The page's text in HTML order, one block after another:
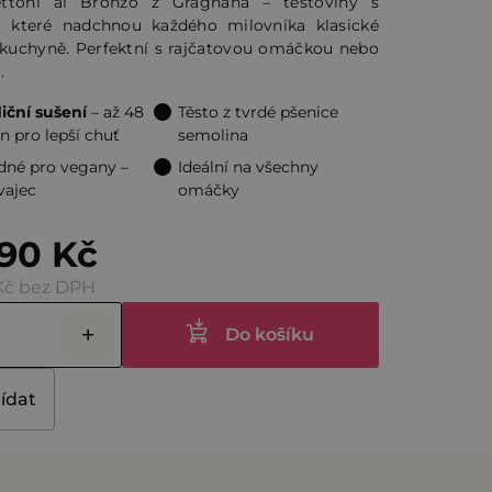
které nadchnou každého milovníka klasické
Perfektní s rajčatovou omáčkou nebo
sušení– až 48
pro lepší chuť
Těsto z tvrdé pšenice
semolina
pro vegany –
Ideální na všechny
omáčky
Kč
bez DPH
Do košíku